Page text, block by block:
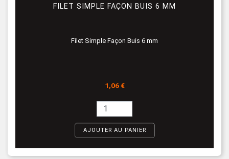
FILET SIMPLE FAÇON BUIS 6 MM
Filet Simple Façon Buis 6 mm
Prix
1,06 €
AJOUTER AU PANIER